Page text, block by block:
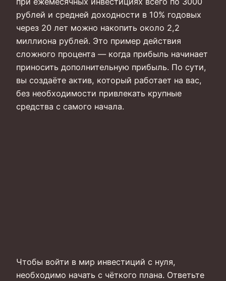
рублей и средней доходности в 10% годовых
через 20 лет можно накопить около 2,2
миллиона рублей. Это пример действия
сложного процента — когда прибыль начинает
приносить дополнительную прибыль. По сути,
вы создаёте актив, который работает на вас,
без необходимости привлекать крупные
средства с самого начала.
Чтобы войти в мир инвестиций с нуля,
необходимо начать с чёткого плана. Ответьте